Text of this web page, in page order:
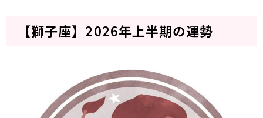
【獅子座】2026年上半期の運勢